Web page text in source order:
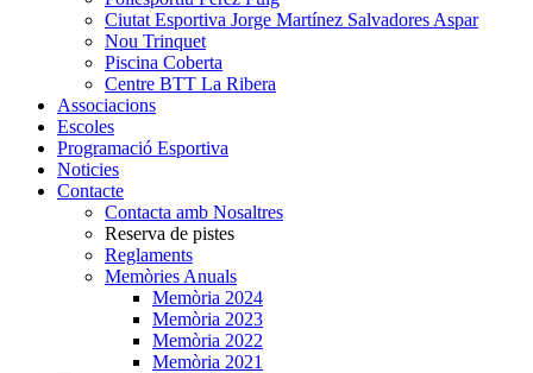
Ciutat Esportiva Jorge Martínez Salvadores Aspar
Nou Trinquet
Piscina Coberta
Centre BTT La Ribera
Associacions
Escoles
Programació Esportiva
Noticies
Contacte
Contacta amb Nosaltres
Reserva de pistes
Reglaments
Memòries Anuals
Memòria 2024
Memòria 2023
Memòria 2022
Memòria 2021